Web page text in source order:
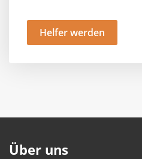
Helfer werden
Über uns